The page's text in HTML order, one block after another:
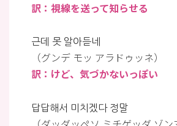
訳：視線を送って知らせる
근데 못 알아듣네
（グンデ モッ アラドゥッネ）
訳：けど、気づかないっぽい
답답해서 미치겠다 정말